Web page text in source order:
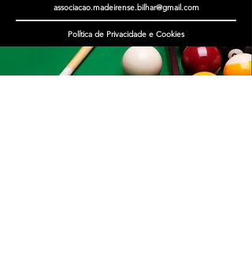
associacao.madeirense.bilhar@gmail.com
Política de Privacidade e Cookies